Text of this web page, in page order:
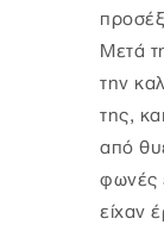
Μετά
την
της,
από
φωνές
είχαν